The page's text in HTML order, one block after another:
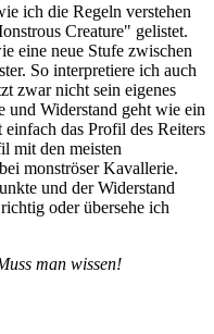
ich die Regeln verstehen
Creature" gelistet.
eine neue Stufe zwischen
So interpretiere ich auch
zwar nicht sein eigenes
und Widerstand geht wie ein
das Profil des Reiters
mit den meisten
monströser Kavallerie.
und der Widerstand
oder übersehe ich
man wissen!